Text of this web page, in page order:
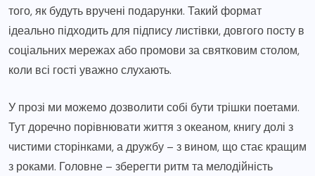
того, як будуть вручені подарунки. Такий формат
ідеально підходить для підпису листівки, довгого посту в
соціальних мережах або промови за святковим столом,
коли всі гості уважно слухають.
У прозі ми можемо дозволити собі бути трішки поетами.
Тут доречно порівнювати життя з океаном, книгу долі з
чистими сторінками, а дружбу – з вином, що стає кращим
з роками. Головне – зберегти ритм та мелодійність